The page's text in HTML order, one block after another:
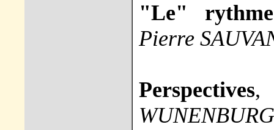
"Le"
Pierre
Perspectives